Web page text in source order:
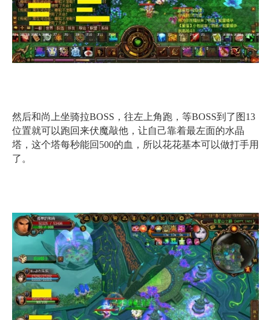
然后和尚上坐骑拉BOSS，往左上角跑，等BOSS到了图13
位置就可以跑回来伏魔敲他，让自己靠着最左面的水晶
塔，这个塔每秒能回500的血，所以花花基本可以做打手用
了。